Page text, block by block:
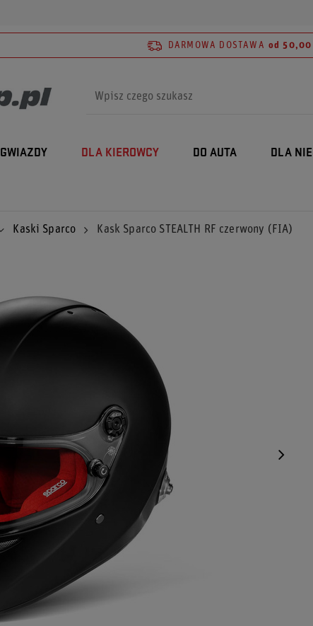
DARMOWA DOSTAWA od 50,00
GWIAZDY DLA KIEROWCY DO AUTA DLA
Kaski Sparco Kask Sparco STEALTH RF czerwony (FIA)